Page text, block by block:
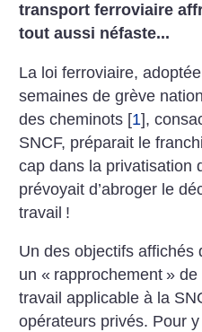
transport ferroviaire
tout aussi néfaste...
La loi ferroviaire,
semaines de grève
des cheminots [1],
SNCF, préparait le
cap dans la privatisation
prévoyait d’abroger le
travail !
Un des objectifs affichés
un « rapprochement » de
travail applicable à la
opérateurs privés. Pour